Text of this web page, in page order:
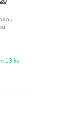
13 ks